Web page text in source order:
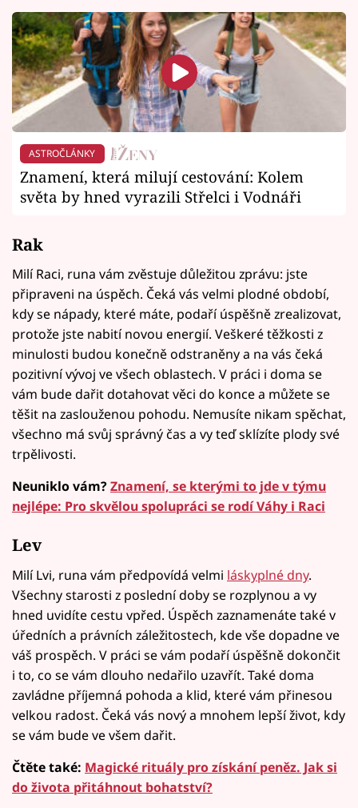
ASTROČLÁNKY
Znamení, která milují cestování: Kolem
světa by hned vyrazili Střelci i Vodnáři
Rak
Milí Raci, runa vám zvěstuje důležitou zprávu: jste
připraveni na úspěch. Čeká vás velmi plodné období,
kdy se nápady, které máte, podaří úspěšně zrealizovat,
protože jste nabití novou energií. Veškeré těžkosti z
minulosti budou konečně odstraněny a na vás čeká
pozitivní vývoj ve všech oblastech. V práci i doma se
vám bude dařit dotahovat věci do konce a můžete se
těšit na zaslouženou pohodu. Nemusíte nikam spěchat,
všechno má svůj správný čas a vy teď sklízíte plody své
trpělivosti.
Neuniklo vám?Znamení, se kterými to jde v týmu
nejlépe: Pro skvělou spolupráci se rodí Váhy i Raci
Lev
Milí Lvi, runa vám předpovídá velmi láskyplné dny.
Všechny starosti z poslední doby se rozplynou a vy
hned uvidíte cestu vpřed. Úspěch zaznamenáte také v
úředních a právních záležitostech, kde vše dopadne ve
váš prospěch. V práci se vám podaří úspěšně dokončit
i to, co se vám dlouho nedařilo uzavřít. Také doma
zavládne příjemná pohoda a klid, které vám přinesou
velkou radost. Čeká vás nový a mnohem lepší život, kdy
se vám bude ve všem dařit.
Čtěte také: Magické rituály pro získání peněz. Jak si
do života přitáhnout bohatství?